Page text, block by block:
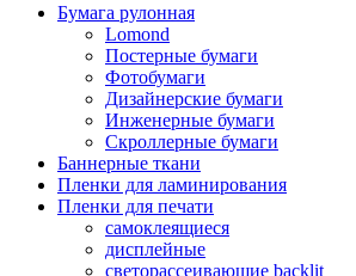
Бумага рулонная
Lomond
Постерные бумаги
Фотобумаги
Дизайнерские бумаги
Инженерные бумаги
Скроллерные бумаги
Баннерные ткани
Пленки для ламинирования
Пленки для печати
самоклеящиеся
дисплейные
светорассеивающие backlit